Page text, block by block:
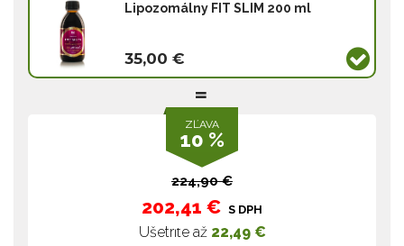
Lipozomálny FIT SLIM 200 ml
35,00 €
ZĽAVA
10 %
224,90 €
202,41 € S DPH
Ušetríte až 22,49 €